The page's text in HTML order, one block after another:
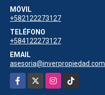
MÓVIL
+582122273127
TELÉFONO
+584122273127
EMAIL
asesoria@inverpropiedad.com
Facebook
InstagramTikTok